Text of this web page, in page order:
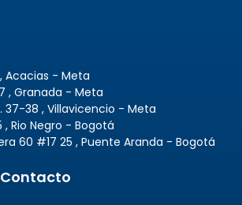
, Acacias - Meta
, Granada - Meta
37-38 , Villavicencio - Meta
Rio Negro - Bogotá
60 #17 25 , Puente Aranda - Bogotá